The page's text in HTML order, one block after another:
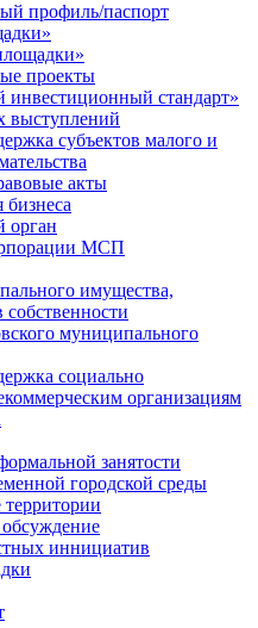
профиль/паспорт
проекты
инвестиционный стандарт»
выступлений
субъектов малого и
акты
орган
МСП
имущества,
собственности
муниципального
социально
организациям
занятости
городской среды
иннициатив